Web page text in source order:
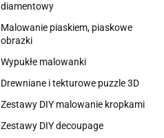
diamentowy
Malowanie piaskiem, piaskowe
obrazki
Wypukłe malowanki
Drewniane i tekturowe puzzle 3D
Zestawy DIY malowanie kropkami
Zestawy DIY decoupage